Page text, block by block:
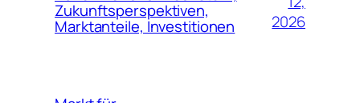
Zukunftsperspektiven,
Marktanteile, Investitionen
2026